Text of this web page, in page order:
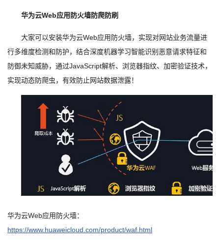
华为云Web应用防火墙防爬防刷
大家可以安装华为云Web应用防火墙， 实现对网站业务流量进
行多维度检测和防护，结合深度机器学习智能识别恶意请求特征和
防御未知威胁，通过JavaScript解析、浏览器指纹、加密验证技术，
实现动态防爬虫，有效防止网站数据泄露！
华为云Web应用防火墙：
https://www.huaweicloud.com/product/waf.html